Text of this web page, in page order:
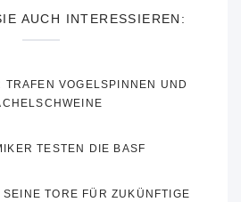
AUCH INTERESSIEREN:
TRAFEN VOGELSPINNEN UND
TESTEN DIE BASF
SEINE TORE FÜR ZUKÜNFTIGE